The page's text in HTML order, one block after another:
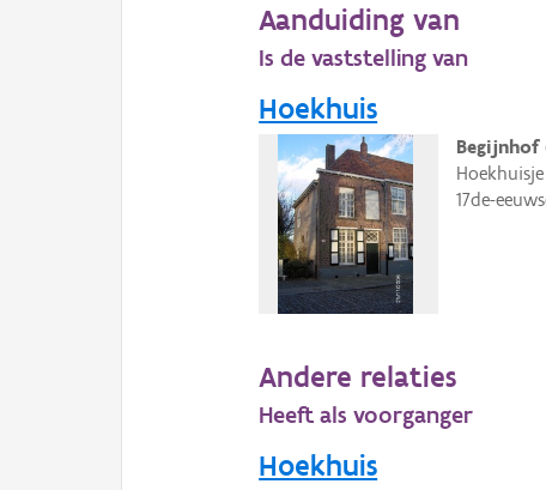
Aanduiding van
Is de vaststelling van
Hoekhuis
Begijnhof
17de-
Andere relaties
Heeft als voorganger
Hoekhuis